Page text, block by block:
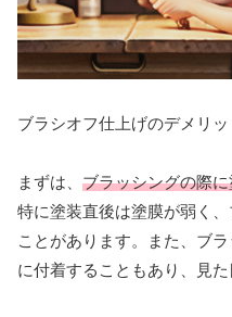
ブラシオフ仕上げのデメリッ
まずは、 ブラッシングの際
特に塗装直後は塗膜が弱く
ことがあります。また、ブ
に付着することもあり、見